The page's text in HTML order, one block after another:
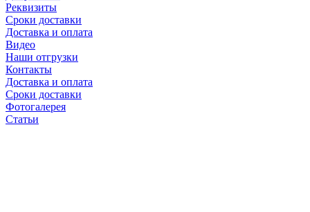
Реквизиты
Сроки доставки
Доставка и оплата
Видео
Наши отгрузки
Контакты
Доставка и оплата
Сроки доставки
Фотогалерея
Статьи